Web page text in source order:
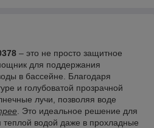
– это не просто защитное
для поддержания
в бассейне. Благодаря
и голубоватой прозрачной
лучи, позволяя воде
. Это идеальное решение для
теплой водой даже в прохладные